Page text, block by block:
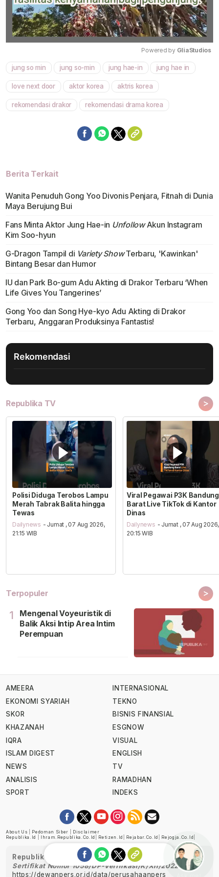
Mute
Powered by GliaStudios
jung so min jung so-min jung hae-in jung hae in
love next door aktor korea aktris korea
rekomendasi drakor rekomendasi drama korea
Berita Terkait
Wanita Penuduh Gong Yoo Divonis Penjara, Fitnah di Dunia
Maya Berujung Bui
Fans Minta Aktor Jung Hae-in UnfollowAkun Instagram
Kim Soo-hyun
G-Dragon Tampil di Variety ShowTerbaru, 'Kawinkan'
Bintang Besar dan Humor
IU dan Park Bo-gum Adu Akting di Drakor Terbaru ‘When
Life Gives You Tangerines’
Gong Yoo dan Song Hye-kyo Adu Akting di Drakor
Terbaru, Anggaran Produksinya Fantastis!
Rekomendasi
Republika TV >
Polisi Diduga Terobos Lampu
Merah Tabrak Balita hingga
Tewas
Dailynews - Jumat , 07 Aug 2026,
21:15 WIB
Viral Pegawai P3K Bandung
Barat Live TikTok di Kantor
Dinas
Dailynews - Jumat , 07 Aug 2026,
20:15 WIB
Terpopuler >
1
Mengenal Voyeuristik di
Balik Aksi Intip Area Intim
Perempuan
AMEERA
EKONOMI SYARIAH
SKOR
KHAZANAH
IQRA
ISLAM DIGEST
NEWS
ANALISIS
SPORT
INTERNASIONAL
TEKNO
BISNIS FINANSIAL
ESGNOW
VISUAL
ENGLISH
TV
RAMADHAN
INDEKS
About Us Pedoman Siber
Disclaimer
Republika.id
Ihram.republika.co.id Retizen.id Rejabar.co.id Rejogja.co.id
Republika telah diverifikasi oleh Dewan Pers
Sertifikat Nomor 1058/DP-Verifikasi/K/XII/2022
https://dewanpers.or.id/data/perusahaanpers